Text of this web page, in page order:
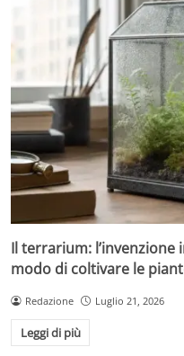
Il terrarium:
modo di coltivare le
Redazione Luglio 21, 2026
Leggi di più